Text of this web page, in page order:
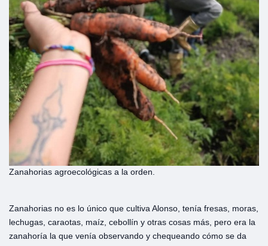
Zanahorias agroecológicas a la orden.
Zanahorias no es lo único que cultiva Alonso, tenía fresas, moras,
lechugas, caraotas, maíz, cebollín y otras cosas más, pero era la
zanahoría la que venía observando y chequeando cómo se da